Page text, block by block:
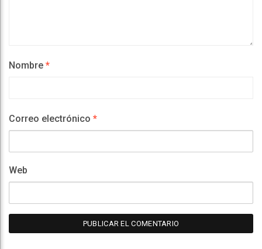
Nombre *
Correo electrónico *
Web